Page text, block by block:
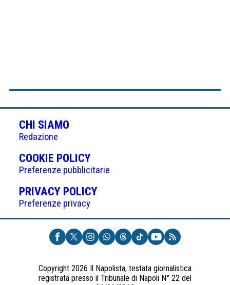
CHI SIAMO
Redazione
COOKIE POLICY(APRE
IN
UNA
NUOVA
Preferenze pubblicitarie
PRIVACY POLICY(APRE
UNA
NUOVA
SCHEDA)
Preferenze privacy
Copyright 2026 Il Napolista, testata giornalistica
registrata presso il Tribunale di Napoli N° 22 del